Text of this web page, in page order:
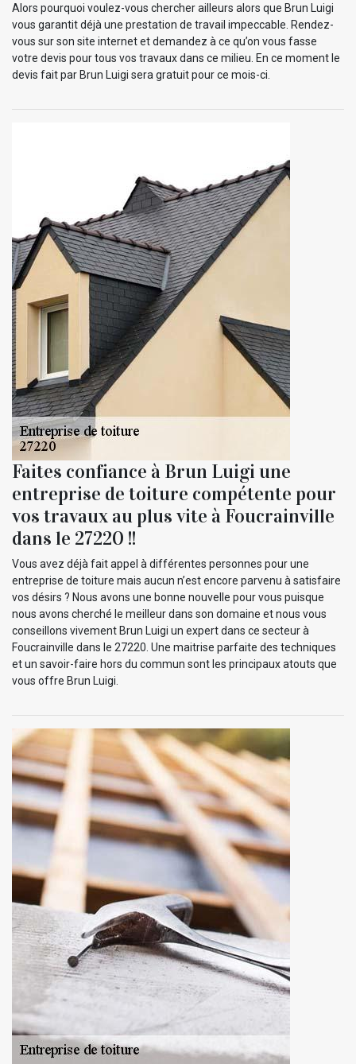
Alors pourquoi voulez-vous chercher ailleurs alors que Brun Luigi
vous garantit déjà une prestation de travail impeccable. Rendez-
vous sur son site internet et demandez à ce qu’on vous fasse
votre devis pour tous vos travaux dans ce milieu. En ce moment le
devis fait par Brun Luigi sera gratuit pour ce mois-ci.
Faites confiance à Brun Luigi une
entreprise de toiture compétente pour
vos travaux au plus vite à Foucrainville
dans le 27220 !!
Vous avez déjà fait appel à différentes personnes pour une
entreprise de toiture mais aucun n’est encore parvenu à satisfaire
vos désirs ? Nous avons une bonne nouvelle pour vous puisque
nous avons cherché le meilleur dans son domaine et nous vous
conseillons vivement Brun Luigi un expert dans ce secteur à
Foucrainville dans le 27220. Une maitrise parfaite des techniques
et un savoir-faire hors du commun sont les principaux atouts que
vous offre Brun Luigi.